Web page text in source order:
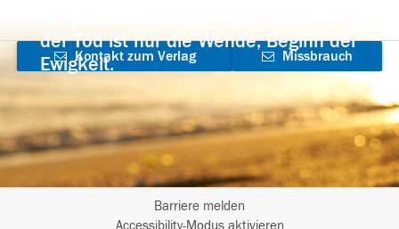
der Tod ist nur die Wende, Beginn der
Ewigkeit.
Kontakt zum Verlag
aufnehmen
Missbrauch
Barriere melden
Accessibility-Modus aktivieren